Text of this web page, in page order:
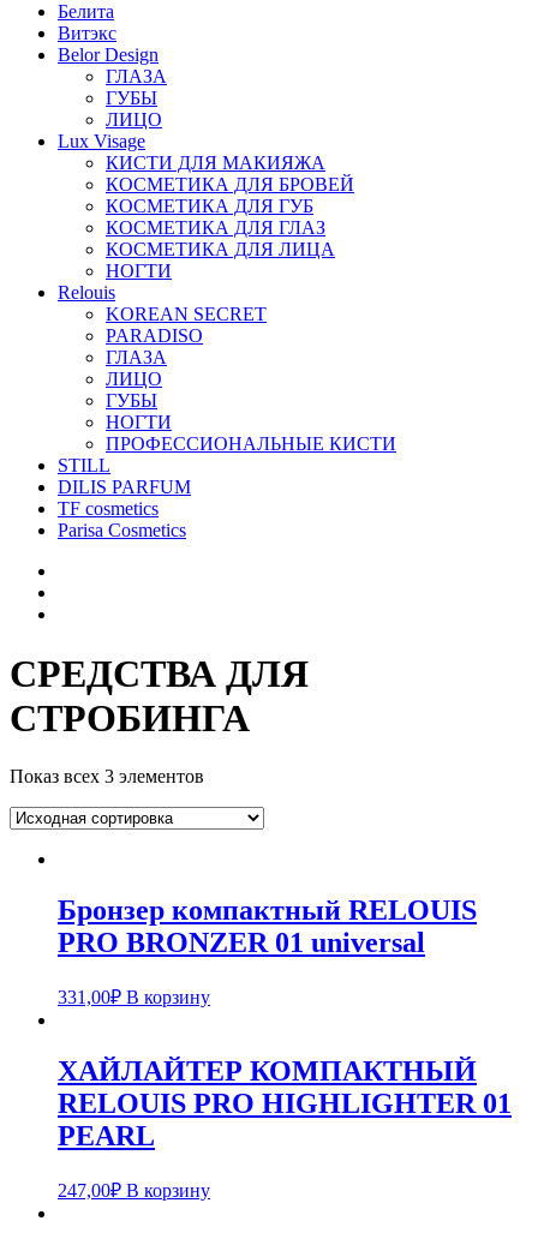
Белита
Витэкс
Belor Design
ГЛАЗА
ГУБЫ
ЛИЦО
Lux Visage
КИСТИ ДЛЯ МАКИЯЖА
КОСМЕТИКА ДЛЯ БРОВЕЙ
КОСМЕТИКА ДЛЯ ГУБ
КОСМЕТИКА ДЛЯ ГЛАЗ
КОСМЕТИКА ДЛЯ ЛИЦА
НОГТИ
Relouis
KOREAN SECRET
PARADISO
ГЛАЗА
ЛИЦО
ГУБЫ
НОГТИ
ПРОФЕССИОНАЛЬНЫЕ КИСТИ
STILL
DILIS PARFUM
TF cosmetics
Parisa Cosmetics
СРЕДСТВА ДЛЯ
СТРОБИНГА
Показ всех 3 элементов
Бронзер компактный RELOUIS
PRO BRONZER 01 universal
331,00₽ В корзину
ХАЙЛАЙТЕР КОМПАКТНЫЙ
RELOUIS PRO HIGHLIGHTER 01
PEARL
247,00₽ В корзину